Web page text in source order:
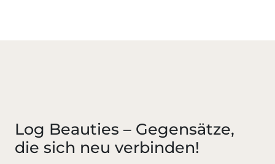
Log Beauties – Gegensätze,
die sich neu verbinden!